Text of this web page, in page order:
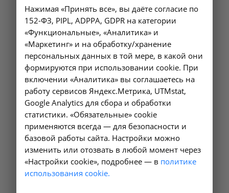
Нажимая «Принять все», вы даёте согласие по
152-ФЗ, PIPL, ADPPA, GDPR на категории
«Функциональные», «Аналитика» и
«Маркетинг» и на обработку/хранение
персональных данных в той мере, в какой они
формируются при использовании cookie. При
включении «Аналитика» вы соглашаетесь на
работу сервисов Яндекс.Метрика, UTMstat,
Google Analytics для сбора и обработки
статистики. «Обязательные» cookie
применяются всегда — для безопасности и
базовой работы сайта. Настройки можно
изменить или отозвать в любой момент через
«Настройки cookie», подробнее — в политике
использования cookie.